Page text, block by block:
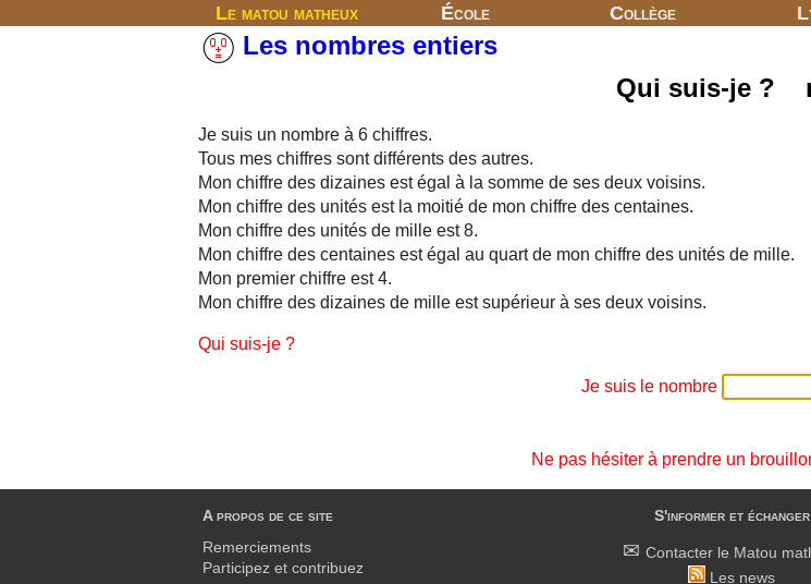
Le matou matheux École Collège
Les nombres entiers
Qui suis-je ?
Je suis un nombre à 6 chiffres.
Tous mes chiffres sont différents des autres.
Mon chiffre des dizaines est égal à la somme de ses deux voisins.
Mon chiffre des unités est la moitié de mon chiffre des centaines.
Mon chiffre des unités de mille est 8.
Mon chiffre des centaines est égal au quart de mon chiffre des unités de mille.
Mon premier chiffre est 4.
Mon chiffre des dizaines de mille est supérieur à ses deux voisins.
Qui suis-je ?
Je suis le nombre
Ne pas hésiter à prendre un
A propos de ce site
Remerciements
Participez et contribuez
S'informer et échanger
Contacter le Matou
Les news